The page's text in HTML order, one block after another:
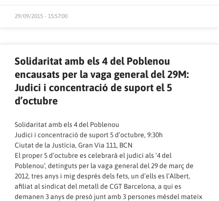
29/09/2015 - 15:57:00
Solidaritat amb els 4 del Poblenou
encausats per la vaga general del 29M:
Judici i concentració de suport el 5
d’octubre
Solidaritat amb els 4 del Poblenou
Judici i concentració de suport 5 d’octubre, 9:30h
Ciutat de la Justícia, Gran Via 111, BCN
El proper 5 d’octubre es celebrarà el judici als ‘4 del
Poblenou’, detinguts per la vaga general del 29 de març de
2012, tres anys i mig després dels fets, un d’ells es l’Albert,
afiliat al sindicat del metall de CGT Barcelona, a qui es
demanen 3 anys de presó junt amb 3 persones mésdel mateix